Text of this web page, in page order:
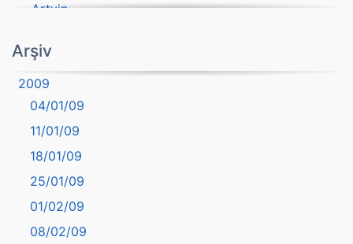
Artvin
Aydın
Balıkesir
Bartın
başkentler
Batman
Bayburt
Bilecik
Bingöl
Arşiv
2009
04/01/09
11/01/09
18/01/09
25/01/09
01/02/09
08/02/09